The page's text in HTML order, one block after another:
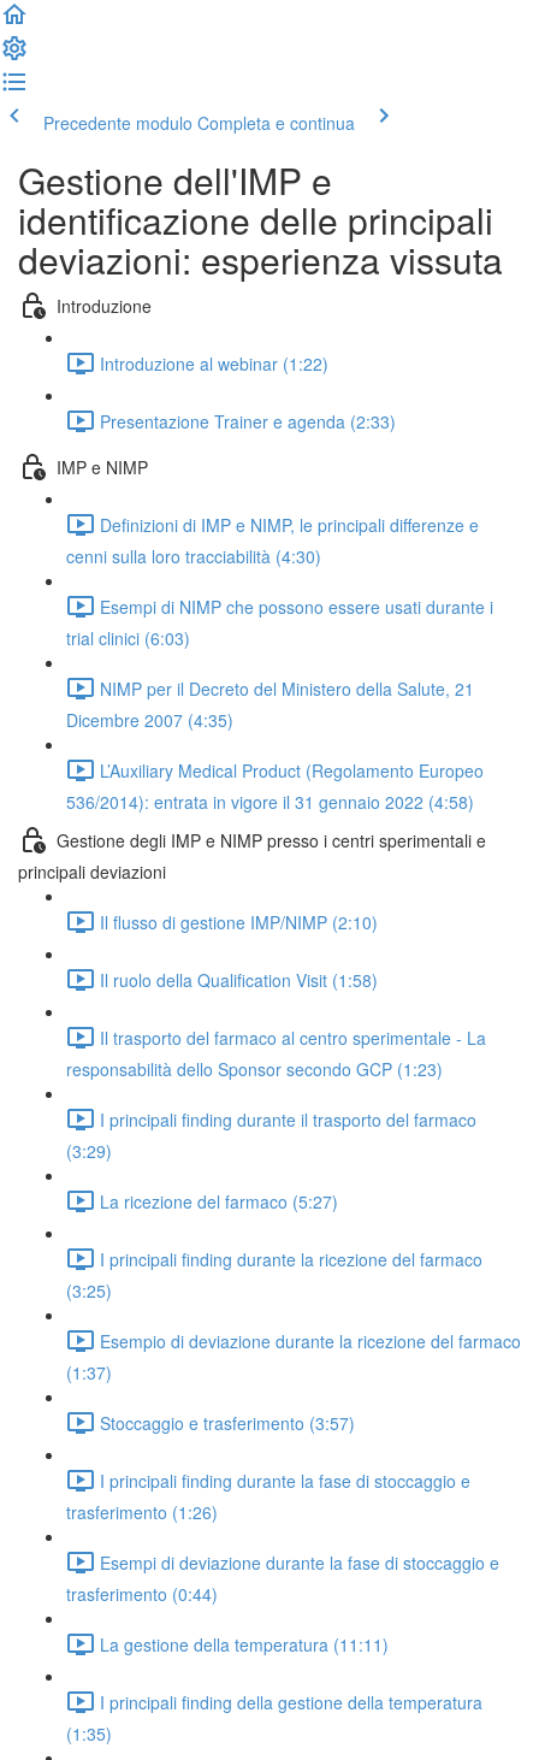
Precedente modulo Completa e continua
Gestione dell'IMP e
identificazione delle principali
deviazioni: esperienza vissuta
Introduzione
Introduzione al webinar (1:22)
Presentazione Trainer e agenda (2:33)
IMP e NIMP
Definizioni di IMP e NIMP, le principali differenze e
cenni sulla loro tracciabilità (4:30)
Esempi di NIMP che possono essere usati durante i
trial clinici (6:03)
NIMP per il Decreto del Ministero della Salute, 21
Dicembre 2007 (4:35)
L’Auxiliary Medical Product (Regolamento Europeo
536/2014): entrata in vigore il 31 gennaio 2022 (4:58)
Gestione degli IMP e NIMP presso i centri sperimentali e
principali deviazioni
Il flusso di gestione IMP/NIMP (2:10)
Il ruolo della Qualification Visit (1:58)
Il trasporto del farmaco al centro sperimentale - La
responsabilità dello Sponsor secondo GCP (1:23)
I principali finding durante il trasporto del farmaco
(3:29)
La ricezione del farmaco (5:27)
I principali finding durante la ricezione del farmaco
(3:25)
Esempio di deviazione durante la ricezione del farmaco
(1:37)
Stoccaggio e trasferimento (3:57)
I principali finding durante la fase di stoccaggio e
trasferimento (1:26)
Esempi di deviazione durante la fase di stoccaggio e
trasferimento (0:44)
La gestione della temperatura (11:11)
I principali finding della gestione della temperatura
(1:35)